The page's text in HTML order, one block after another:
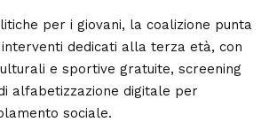
per i giovani, la coalizione punta
dedicati alla terza età, con
e sportive gratuite, screening
alfabetizzazione digitale per
sociale.